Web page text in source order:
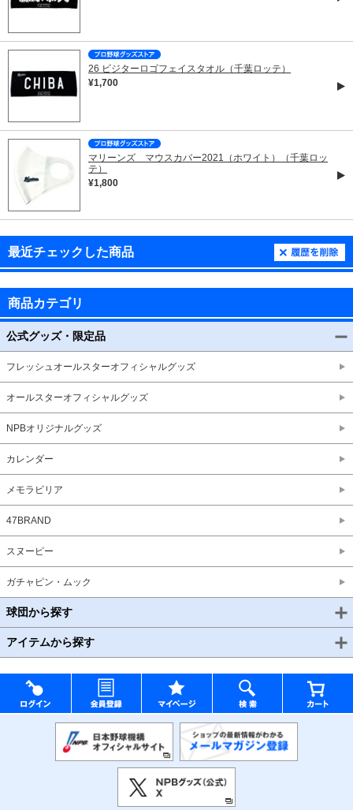
26 ビジターロゴフェイスタオル（千葉ロッテ）
¥1,700
マリーンズ マウスカバー2021（ホワイト）（千葉ロッ
テ）
¥1,800
最近チェックした商品
商品カテゴリ
公式グッズ・限定品
フレッシュオールスターオフィシャルグッズ
オールスターオフィシャルグッズ
NPBオリジナルグッズ
カレンダー
メモラビリア
47BRAND
スヌーピー
ガチャピン・ムック
球団から探す
アイテムから探す